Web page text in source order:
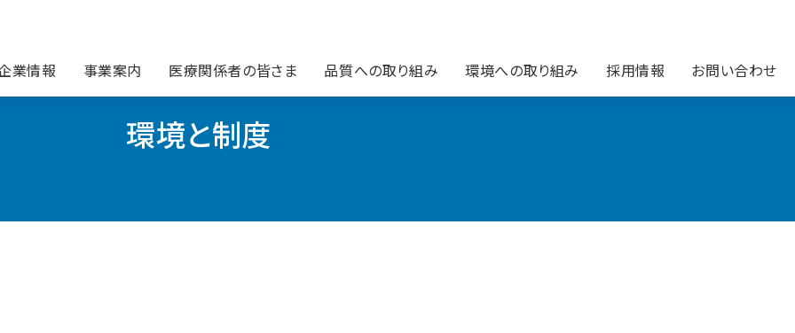
業情報 事業案内 医療関係者の皆さま 品質への取り組み 環境への取り組み 採用情報 お問い合わせ
環境と制度